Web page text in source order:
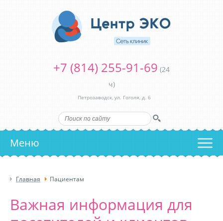
+7 (814) 255-91-69 (24
ч)
Петрозаводск, ул. Гоголя, д. 6
Меню
Главная Пациентам
Важная информация для